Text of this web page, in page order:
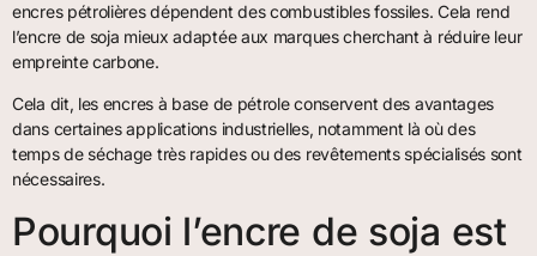
encres pétrolières dépendent des combustibles fossiles. Cela rend
l’encre de soja mieux adaptée aux marques cherchant à réduire leur
empreinte carbone.
Cela dit, les encres à base de pétrole conservent des avantages
dans certaines applications industrielles, notamment là où des
temps de séchage très rapides ou des revêtements spécialisés sont
nécessaires.
Pourquoi l’encre de soja est